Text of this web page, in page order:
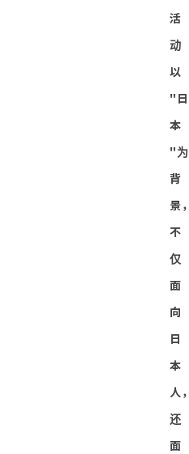
活
动
以
"日
本
"为
背
景，
不
仅
面
向
日
本
人，
还
面